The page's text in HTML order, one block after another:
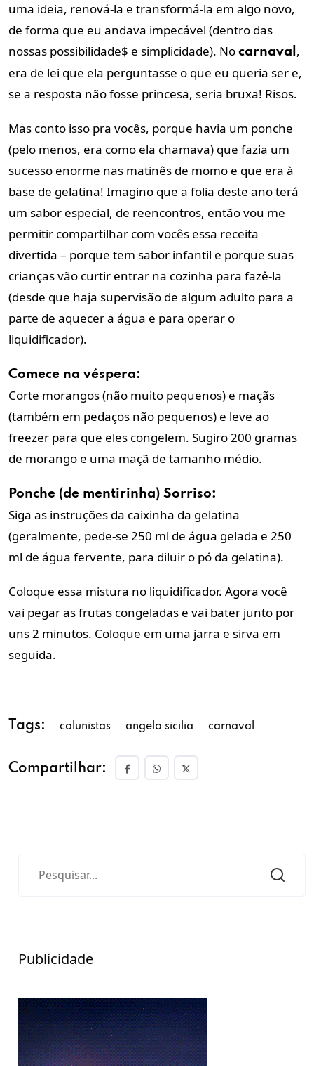
uma ideia, renová-la e transformá-la em algo novo,
de forma que eu andava impecável (dentro das
nossas possibilidade$ e simplicidade). No carnaval ,
era de lei que ela perguntasse o que eu queria ser e,
se a resposta não fosse princesa, seria bruxa! Risos.
Mas conto isso pra vocês, porque havia um ponche
(pelo menos, era como ela chamava) que fazia um
sucesso enorme nas matinês de momo e que era à
base de gelatina! Imagino que a folia deste ano terá
um sabor especial, de reencontros, então vou me
permitir compartilhar com vocês essa receita
divertida – porque tem sabor infantil e porque suas
crianças vão curtir entrar na cozinha para fazê-la
(desde que haja supervisão de algum adulto para a
parte de aquecer a água e para operar o
liquidificador).
Comece na véspera:
Corte morangos (não muito pequenos) e maçãs
(também em pedaços não pequenos) e leve ao
freezer para que eles congelem. Sugiro 200 gramas
de morango e uma maçã de tamanho médio.
Ponche (de mentirinha) Sorriso:
Siga as instruções da caixinha da gelatina
(geralmente, pede-se 250 ml de água gelada e 250
ml de água fervente, para diluir o pó da gelatina).
Coloque essa mistura no liquidificador. Agora você
vai pegar as frutas congeladas e vai bater junto por
uns 2 minutos. Coloque em uma jarra e sirva em
seguida.
Tags: colunistas angela sicilia carnaval
Compartilhar:
Publicidade